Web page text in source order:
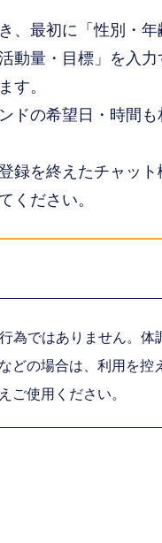
、最初に「性別・年
動量・目標」を入力
す。
ドの希望日・時間も
録を終えたチャット
ください。
為ではありません。体
どの場合は、利用を控
ご使用ください。